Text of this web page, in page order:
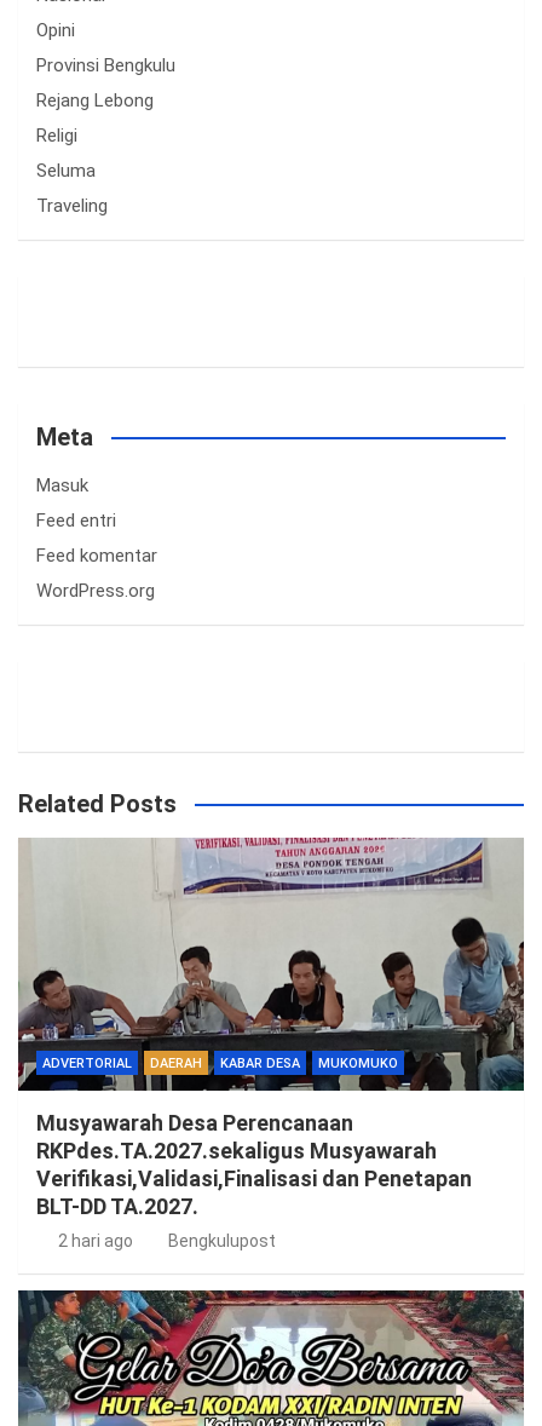
Opini
Provinsi Bengkulu
Rejang Lebong
Religi
Seluma
Traveling
Meta
Masuk
Feed entri
Feed komentar
WordPress.org
Related Posts
ADVERTORIAL DAERAH KABAR DESA MUKOMUKO
Musyawarah Desa Perencanaan
RKPdes.TA.2027.sekaligus Musyawarah
Verifikasi,Validasi,Finalisasi dan Penetapan
BLT-DD TA.2027.
2 hari ago Bengkulupost